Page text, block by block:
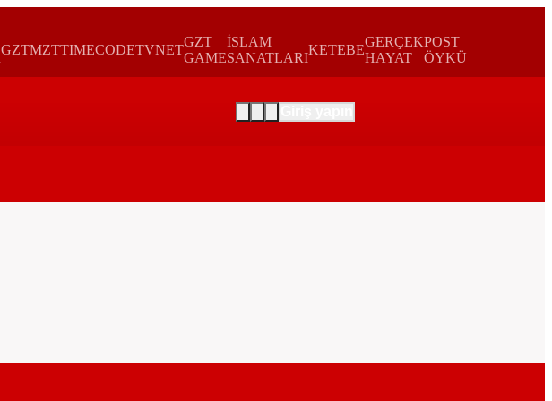
GZTMZTTIMECODETVNET
GZT
GAME
İSLAM
SANATLARI
KETEBE
GERÇEK
HAYAT
POST
ÖYKÜ